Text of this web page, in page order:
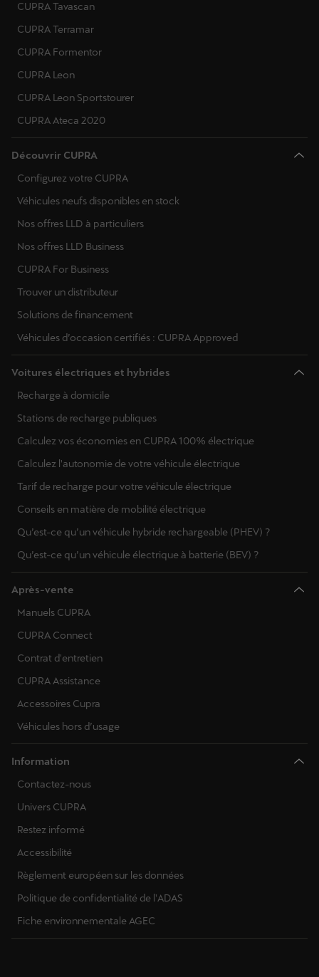
CUPRA Tavascan
CUPRA Terramar
CUPRA Formentor
CUPRA Leon
CUPRA Leon Sportstourer
CUPRA Ateca 2020
Découvrir CUPRA
Configurez votre CUPRA
Véhicules neufs disponibles en stock
Nos offres LLD à particuliers
Nos offres LLD Business
CUPRA For Business
Trouver un distributeur
Solutions de financement
Véhicules d’occasion certifiés : CUPRA Approved
Voitures électriques et hybrides
Recharge à domicile
Stations de recharge publiques
Calculez vos économies en CUPRA 100% électrique
Calculez l'autonomie de votre véhicule électrique
Tarif de recharge pour votre véhicule électrique
Conseils en matière de mobilité électrique
Qu’est-ce qu’un véhicule hybride rechargeable (PHEV) ?
Qu’est-ce qu’un véhicule électrique à batterie (BEV) ?
Après-vente
Manuels CUPRA
CUPRA Connect
Contrat d'entretien
CUPRA Assistance
Accessoires Cupra
Véhicules hors d’usage
Information
Contactez-nous
Univers CUPRA
Restez informé
Accessibilité
Règlement européen sur les données
Politique de confidentialité de l'ADAS
Fiche environnementale AGEC